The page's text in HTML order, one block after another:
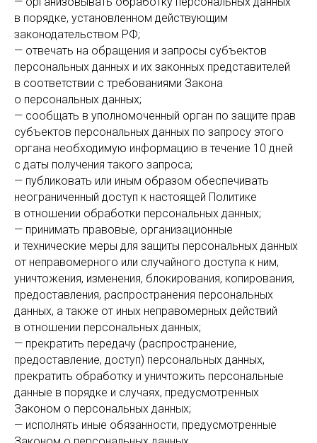
в порядке, установленном действующим
законодательством РФ;
— отвечать на обращения и запросы субъектов
персональных данных и их законных представителей
в соответствии с требованиями Закона
о персональных данных;
— сообщать в уполномоченный орган по защите прав
субъектов персональных данных по запросу этого
органа необходимую информацию в течение 10 дней
с даты получения такого запроса;
— публиковать или иным образом обеспечивать
неограниченный доступ к настоящей Политике
в отношении обработки персональных данных;
— принимать правовые, организационные
и технические меры для защиты персональных данных
от неправомерного или случайного доступа к ним,
уничтожения, изменения, блокирования, копирования,
предоставления, распространения персональных
данных, а также от иных неправомерных действий
в отношении персональных данных;
— прекратить передачу (распространение,
предоставление, доступ) персональных данных,
прекратить обработку и уничтожить персональные
данные в порядке и случаях, предусмотренных
Законом о персональных данных;
— исполнять иные обязанности, предусмотренные